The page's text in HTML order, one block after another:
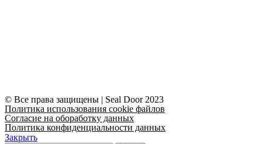
© Все права защищены | Seal Door 2023
Политика использования cookie файлов
Согласие на обоработку данных
Политика конфиденциальности данных
Закрыть